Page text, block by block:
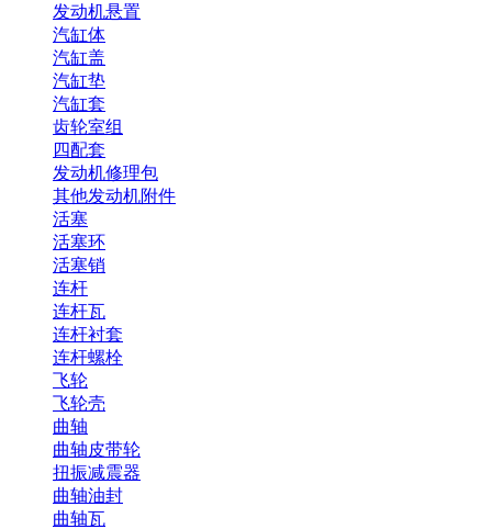
发动机悬置
汽缸体
汽缸盖
汽缸垫
汽缸套
齿轮室组
四配套
发动机修理包
其他发动机附件
活塞
活塞环
活塞销
连杆
连杆瓦
连杆衬套
连杆螺栓
飞轮
飞轮壳
曲轴
曲轴皮带轮
扭振减震器
曲轴油封
曲轴瓦